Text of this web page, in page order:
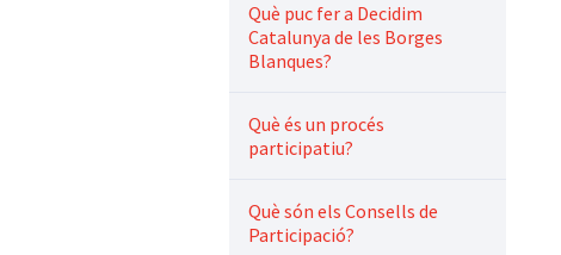
Què puc fer a Decidim
Catalunya de les Borges
Blanques?
Què és un procés
participatiu?
Què són els Consells de
Participació?